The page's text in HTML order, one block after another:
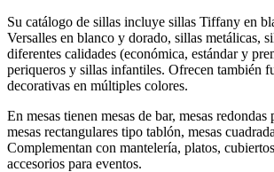
Su catálogo de sillas incluye sillas Tiffany en
Versalles en blanco y dorado, sillas metálicas,
diferentes calidades (económica, estándar y
periqueros y sillas infantiles. Ofrecen también
decorativas en múltiples colores.
En mesas tienen mesas de bar, mesas redondas
mesas rectangulares tipo tablón, mesas
Complementan con mantelería, platos,
accesorios para eventos.